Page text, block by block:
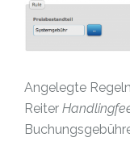
Angelegte
Reiter